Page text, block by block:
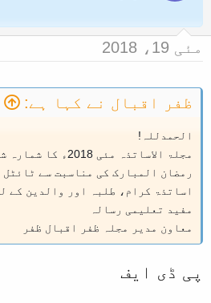
مئی 19، 2018
ظفر اقبال نے کہا ہے:
الحمدللہ!
مجلۃ الاساتذہ مئی 2018ء کا شمارہ شائع ہو چکا ہے۔
رمضان المبارک کی مناسبت سے ٹائٹل
اساتذۃ کرام، طلبہ اور والدین کے
مفید تعلیمی رسالہ
معاون مدیر مجلہ ظفر اقبال ظفر
پی ڈی ایف